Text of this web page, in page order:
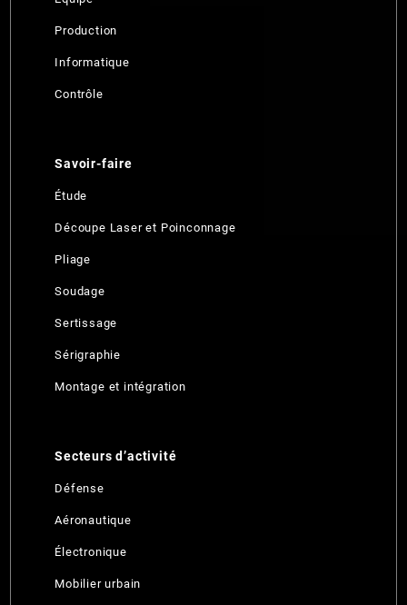
Production
Informatique
Contrôle
Savoir-faire
Étude
Découpe Laser et Poinconnage
Pliage
Soudage
Sertissage
Sérigraphie
Montage et intégration
Secteurs d’activité
Défense
Aéronautique
Électronique
Mobilier urbain